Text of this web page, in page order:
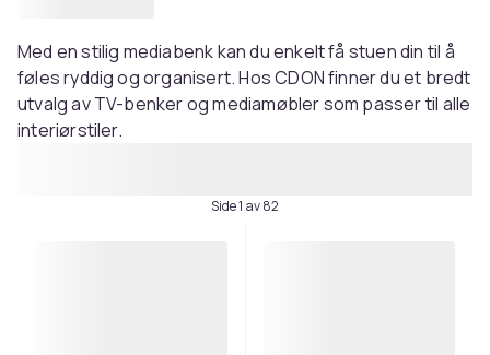
Med en stilig mediabenk kan du enkelt få stuen din til å
føles ryddig og organisert. Hos CDON finner du et bredt
utvalg av TV-benker og mediamøbler som passer til alle
interiørstiler.
Side 1 av 82